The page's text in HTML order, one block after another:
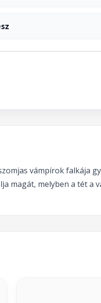
vámpírok falkája
magát, melyben a tét a